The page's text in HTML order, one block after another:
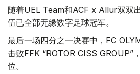
随着UEL Team和ACF x Allur双双
伍已全部无缘数字足球冠军。
最后一场四分之一决赛中，FC
击败FFK “ROTOR CISS GROUP”
位。